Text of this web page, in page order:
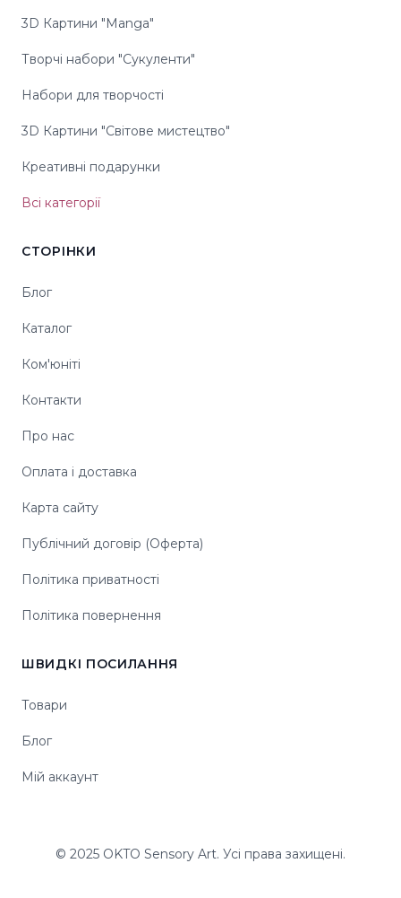
3D Картини "Manga"
Творчі набори "Сукуленти"
Набори для творчості
3D Картини "Світове мистецтво"
Креативні подарунки
Всі категорії
СТОРІНКИ
Блог
Каталог
Ком'юніті
Контакти
Про нас
Оплата і доставка
Карта сайту
Публічний договір (Оферта)
Політика приватності
Політика повернення
ШВИДКІ ПОСИЛАННЯ
Товари
Блог
Мій аккаунт
© 2025 OKTO Sensory Art. Усі права захищені.